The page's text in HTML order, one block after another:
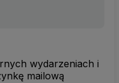
wydarzeniach i
mailową